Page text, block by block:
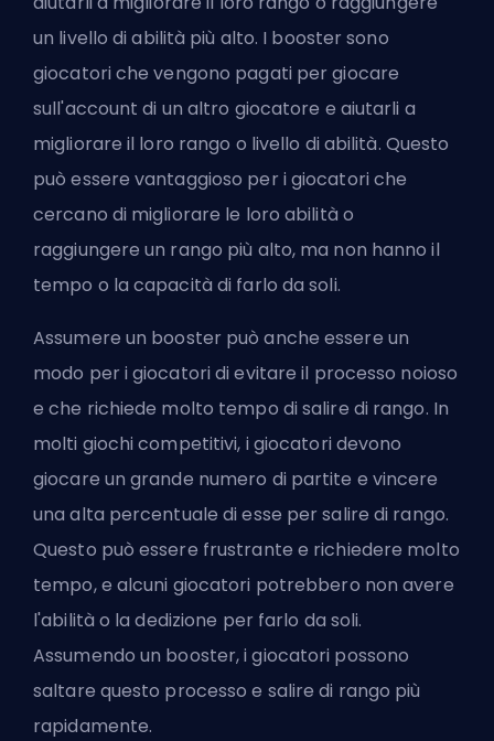
un livello di abilità più alto. I booster sono
giocatori che vengono pagati per giocare
sull'account di un altro giocatore e aiutarli a
migliorare il loro rango o livello di abilità. Questo
può essere vantaggioso per i giocatori che
cercano di migliorare le loro abilità o
raggiungere un rango più alto, ma non hanno il
tempo o la capacità di farlo da soli.
Assumere un booster può anche essere un
modo per i giocatori di evitare il processo noioso
e che richiede molto tempo di salire di rango. In
molti giochi competitivi, i giocatori devono
giocare un grande numero di partite e vincere
una alta percentuale di esse per salire di rango.
Questo può essere frustrante e richiedere molto
tempo, e alcuni giocatori potrebbero non avere
l'abilità o la dedizione per farlo da soli.
Assumendo un booster, i giocatori possono
saltare questo processo e salire di rango più
rapidamente.